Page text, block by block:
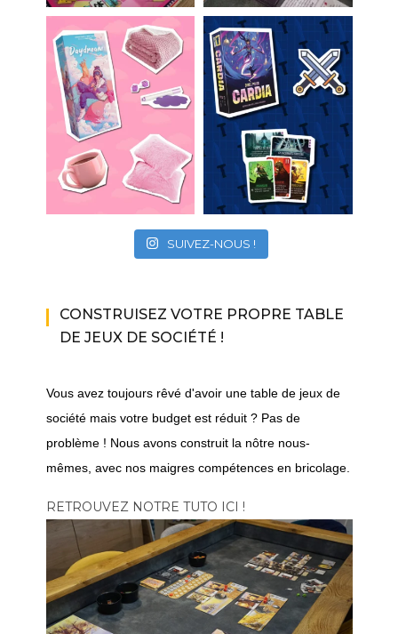
SUIVEZ-NOUS !
CONSTRUISEZ VOTRE PROPRE TABLE
DE JEUX DE SOCIÉTÉ !
Vous avez toujours rêvé d'avoir une table de jeux de
société mais votre budget est réduit ? Pas de
problème ! Nous avons construit la nôtre nous-
mêmes, avec nos maigres compétences en bricolage.
RETROUVEZ NOTRE TUTO ICI !